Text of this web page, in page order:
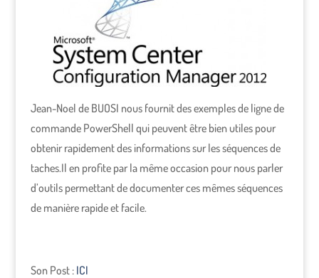
Jean-Noel de BUOSI nous fournit des exemples de ligne de
commande PowerShell qui peuvent être bien utiles pour
obtenir rapidement des informations sur les séquences de
taches.Il en profite par la même occasion pour nous parler
d’outils permettant de documenter ces mêmes séquences
de manière rapide et facile.
Son Post : ICI